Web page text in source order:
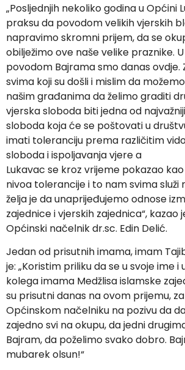
„Posljednjih nekoliko godina u Općini
praksu da povodom velikih vjerskih
napravimo skromni prijem, da se
obilježimo ove naše velike praznike.
povodom Bajrama smo danas ovdje.
svima koji su došli i mislim da
našim građanima da želimo graditi
vjerska sloboda biti jedna od
sloboda koja će se poštovati u
imati toleranciju prema različitim
sloboda i ispoljavanja vjere a
Lukavac se kroz vrijeme pokazao
nivoa tolerancije i to nam svima služi
želja je da unaprijeđujemo odnose
zajednice i vjerskih zajednica“,
Općinski načelnik dr.sc. Edin Delić.
Jedan od prisutnih imama, imam
je: „Koristim priliku da se u svoje ime i
kolega imama Medžlisa islamske
su prisutni danas na ovom prijemu,
Općinskom načelniku na pozivu da
zajedno svi na okupu, da jedni
Bajram, da poželimo svako dobro.
mubarek olsun!“